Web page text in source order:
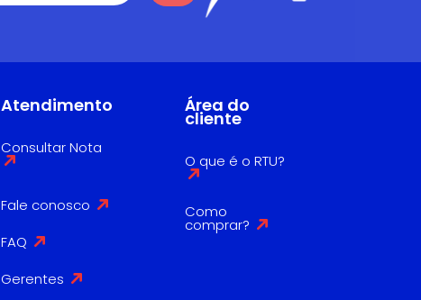
Atendimento
Consultar Nota
Fale conosco
FAQ
Gerentes
Área do
cliente
O que é o RTU?
Como
comprar?